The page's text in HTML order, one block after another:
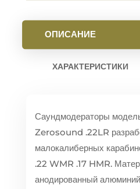
ОПИСАНИЕ
ХАРАКТЕРИСТИКИ
Саундмодераторы
Zerosound .22LR
малокалиберных
.22 WMR .17 HMR.
анодированный